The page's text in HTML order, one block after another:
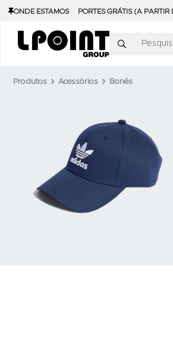
ONDE ESTAMOS PORTES GRÁTIS (A
Pesquisar
Produtos Acessórios Bonés